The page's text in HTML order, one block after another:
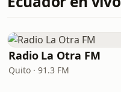
Radio La Otra FM
Quito · 91.3 FM